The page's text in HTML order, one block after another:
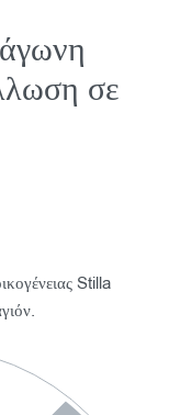
σε
Stilla